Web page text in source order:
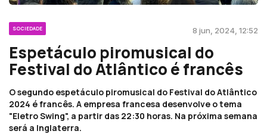
SOCIEDADE 8 jun, 2024, 12:52
Espetáculo piromusical do
Festival do Atlântico é francês
O segundo espetáculo piromusical do Festival do Atlântico
2024 é francês. A empresa francesa desenvolve o tema
"Eletro Swing", a partir das 22:30 horas. Na próxima semana
será a Inglaterra.